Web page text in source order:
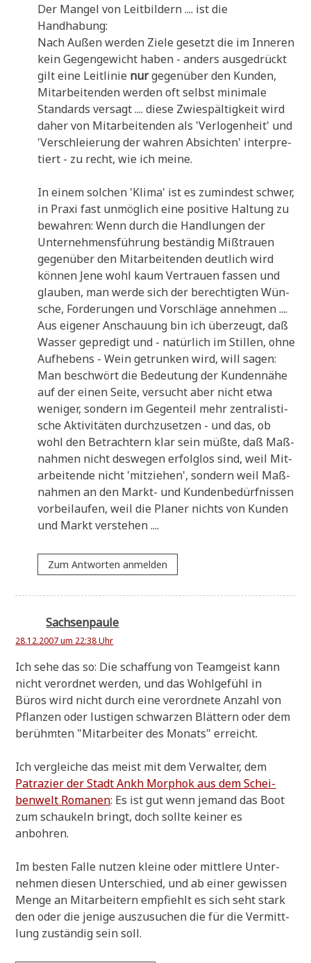
Der Man­gel von Leit­bil­dern .... ist die
Handhabung:
Nach Außen wer­den Zie­le gesetzt die im Inne­ren
kein Gegen­ge­wicht haben - anders aus­ge­drückt
gilt eine Leit­li­nie nurgegen­über den Kun­den,
Mit­ar­bei­ten­den wer­den oft selbst mini­ma­le
Stan­dards ver­sagt .... die­se Zwie­späl­tig­keit wird
daher von Mit­ar­bei­ten­den als 'Ver­lo­gen­heit' und
'Ver­schleie­rung der wah­ren Absich­ten' inter­pre­
tiert - zu recht, wie ich meine.
In einem sol­chen 'Kli­ma' ist es zumin­dest schwer,
in Pra­xi fast unmög­lich eine posi­ti­ve Hal­tung zu
bewah­ren: Wenn durch die Hand­lun­gen der
Unter­neh­mens­füh­rung bestän­dig Miß­trau­en
gegen­über den Mit­ar­bei­ten­den deut­lich wird
kön­nen Jene wohl kaum Ver­trau­en fas­sen und
glau­ben, man wer­de sich der berech­tig­ten Wün­
sche, For­de­run­gen und Vor­schlä­ge annehmen ....
Aus eige­ner Anschau­ung bin ich über­zeugt, daß
Was­ser gepre­digt und - natür­lich im Stil­len, ohne
Auf­he­bens - Wein getrun­ken wird, will sagen:
Man beschwört die Bedeu­tung der Kun­den­nä­he
auf der einen Sei­te, ver­sucht aber nicht etwa
weni­ger, son­dern im Gegen­teil mehr zen­tra­li­sti­
sche Akti­vi­tä­ten durch­zu­set­zen - und das, ob
wohl den Betrach­tern klar sein müß­te, daß Maß­
nah­men nicht des­we­gen erfolg­los sind, weil Mit­
ar­bei­ten­de nicht 'mit­zie­hen', son­dern weil Maß­
nah­men an den Markt- und Kun­den­be­dürf­nis­sen
vor­bei­lau­fen, weil die Pla­ner nichts von Kun­den
und Markt verstehen ....
Zum Antworten anmelden
Sachsenpaule
28.12.2007 um 22:38 Uhr
Ich sehe das so: Die schaf­fung von Team­geist kann
nicht ver­ord­net wer­den, und das Wohl­ge­fühl in
Büros wird nicht durch eine ver­ord­ne­te Anzahl von
Pflan­zen oder lusti­gen schwar­zen Blät­tern oder dem
berühm­ten "Mit­ar­bei­ter des Monats" erreicht.
Ich ver­glei­che das meist mit dem Ver­wal­ter, dem
Patra­zier der Stadt Ankh Mor­phok aus dem Schei­
ben­welt Roma­nen: Es ist gut wenn jemand das Boot
zum schau­keln bringt, doch soll­te kei­ner es
anbohren.
Im besten Fal­le nut­zen klei­ne oder mitt­le­re Unter­
neh­men die­sen Unter­schied, und ab einer gewis­sen
Men­ge an Mit­ar­bei­tern emp­fiehlt es sich seht stark
den oder die jeni­ge aus­zu­su­chen die für die Ver­mitt­
lung zustän­dig sein soll.